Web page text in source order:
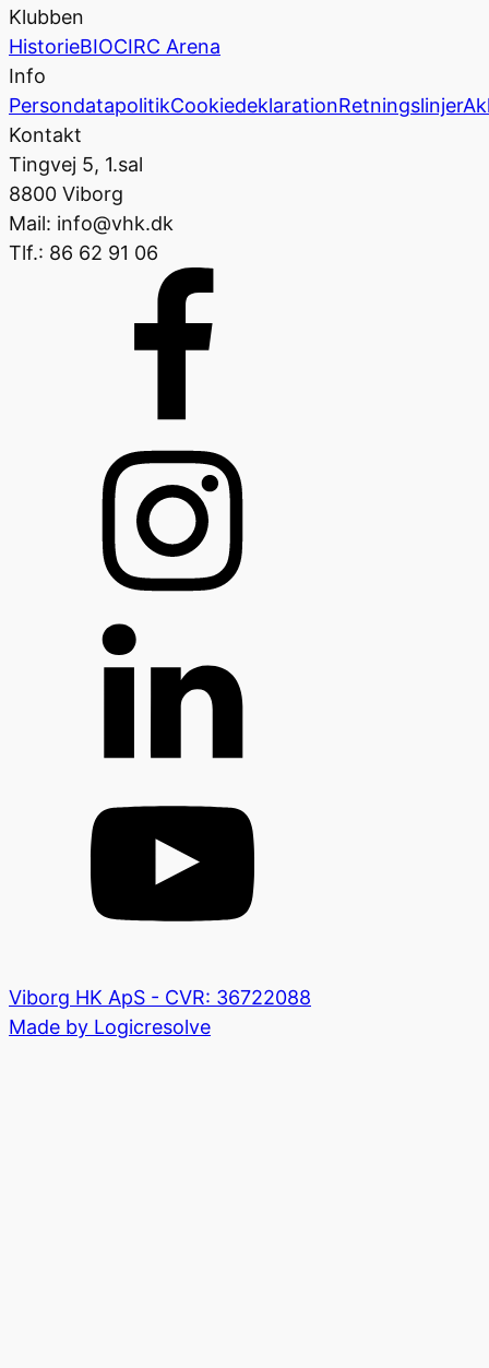
Klubben
HistorieBIOCIRC Arena
Info
PersondatapolitikCookiedeklarationRetningslinjer
Kontakt
Tingvej 5, 1.sal
8800 Viborg
Mail: info@vhk.dk
Tlf.: 86 62 91 06
Viborg HK ApS - CVR: 36722088
Made by Logicresolve